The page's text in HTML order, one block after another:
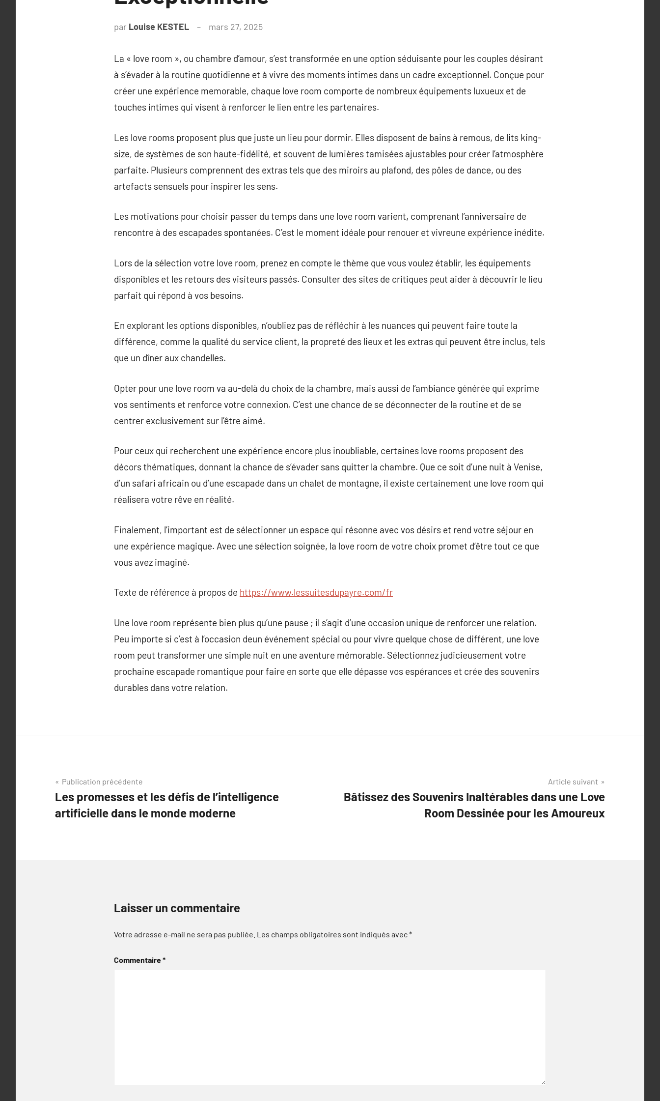
par Louise KESTEL mars 27, 2025
La « love room », ou chambre d’amour, s’est transformée en une option séduisante pour les couples désirant
à s’évader à la routine quotidienne et à vivre des moments intimes dans un cadre exceptionnel. Conçue pour
créer une expérience memorable, chaque love room comporte de nombreux équipements luxueux et de
touches intimes qui visent à renforcer le lien entre les partenaires.
Les love rooms proposent plus que juste un lieu pour dormir. Elles disposent de bains à remous, de lits king-
size, de systèmes de son haute-fidélité, et souvent de lumières tamisées ajustables pour créer l’atmosphère
parfaite. Plusieurs comprennent des extras tels que des miroirs au plafond, des pôles de dance, ou des
artefacts sensuels pour inspirer les sens.
Les motivations pour choisir passer du temps dans une love room varient, comprenant l’anniversaire de
rencontre à des escapades spontanées. C’est le moment idéale pour renouer et vivreune expérience inédite.
Lors de la sélection votre love room, prenez en compte le thème que vous voulez établir, les équipements
disponibles et les retours des visiteurs passés. Consulter des sites de critiques peut aider à découvrir le lieu
parfait qui répond à vos besoins.
En explorant les options disponibles, n’oubliez pas de réfléchir à les nuances qui peuvent faire toute la
différence, comme la qualité du service client, la propreté des lieux et les extras qui peuvent être inclus, tels
que un dîner aux chandelles.
Opter pour une love room va au-delà du choix de la chambre, mais aussi de l’ambiance générée qui exprime
vos sentiments et renforce votre connexion. C’est une chance de se déconnecter de la routine et de se
centrer exclusivement sur l’être aimé.
Pour ceux qui recherchent une expérience encore plus inoubliable, certaines love rooms proposent des
décors thématiques, donnant la chance de s’évader sans quitter la chambre. Que ce soit d’une nuit à Venise,
d’un safari africain ou d’une escapade dans un chalet de montagne, il existe certainement une love room qui
réalisera votre rêve en réalité.
Finalement, l’important est de sélectionner un espace qui résonne avec vos désirs et rend votre séjour en
une expérience magique. Avec une sélection soignée, la love room de votre choix promet d’être tout ce que
vous avez imaginé.
Texte de référence à propos de https://www.lessuitesdupayre.com/fr
Une love room représente bien plus qu’une pause ; il s’agit d’une occasion unique de renforcer une relation.
Peu importe si c’est à l’occasion deun événement spécial ou pour vivre quelque chose de différent, une love
room peut transformer une simple nuit en une aventure mémorable. Sélectionnez judicieusement votre
prochaine escapade romantique pour faire en sorte que elle dépasse vos espérances et crée des souvenirs
durables dans votre relation.
Navigation
de
l’article
Publication précédente
Les promesses et les défis de l’intelligence
artificielle dans le monde moderne
Article suivant
Bâtissez des Souvenirs Inaltérables dans une Love
Room Dessinée pour les Amoureux
Laisser un commentaire
Votre adresse e-mail ne sera pas publiée. Les champs obligatoires sont indiqués avec*
Commentaire*